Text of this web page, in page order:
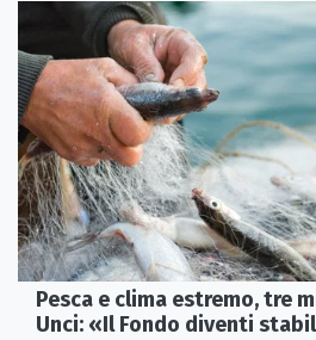
Pesca e clima estremo, tre
Unci: «Il Fondo diventi